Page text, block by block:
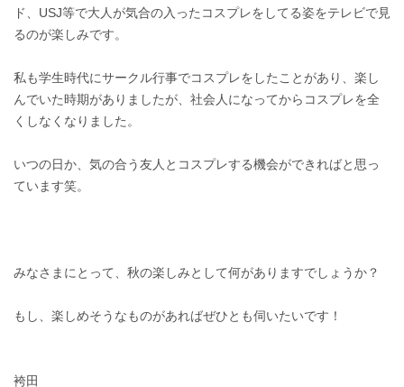
ド、USJ等で大人が気合の入ったコスプレをしてる姿をテレビで見
るのが楽しみです。
私も学生時代にサークル行事でコスプレをしたことがあり、楽し
んでいた時期がありましたが、社会人になってからコスプレを全
くしなくなりました。
いつの日か、気の合う友人とコスプレする機会ができればと思っ
ています笑。
みなさまにとって、秋の楽しみとして何がありますでしょうか？
もし、楽しめそうなものがあればぜひとも伺いたいです！
袴田